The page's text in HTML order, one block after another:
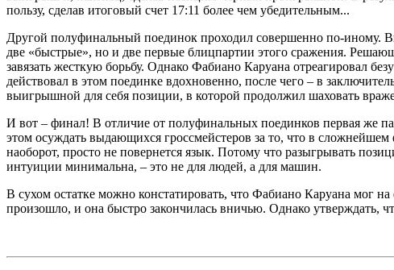
пользу, сделав итоговый счет 17:11 более чем убедительным...
Другой полуфинальный поединок проходил совершенно по-иному.
две «быстрые», но и две первые блицпартии этого сражения.
завязать жесткую борьбу. Однако Фабиано Каруана отреагировал
действовал в этом поединке вдохновенно, после чего – в
выигрышной для себя позиции, в которой продолжил шаховать
И вот – финал! В отличие от полуфинальных поединков первая же
этом осуждать выдающихся гроссмейстеров за то, что в
наоборот, просто не повернется язык. Потому что разыгрывать
интуиции минимальна, – это не для людей, а для машин.
В сухом остатке можно констатировать, что Фабиано Каруана мог
произошло, и она быстро закончилась вничью. Однако утверждать,